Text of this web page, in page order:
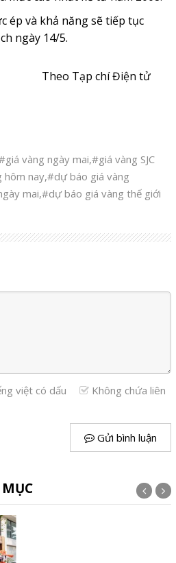
ép và khả năng sẽ tiếp tục
ngày 14/5.
Theo Tạp chí Điện tử
vàng ngày mai,#giá vàng SJC
hôm nay,#dự báo giá vàng
mai,#dự báo giá vàng thế giới
việt có dấu
Không chứa liên
Gửi bình luận